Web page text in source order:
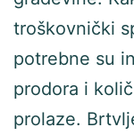
troškovnički
potrebne su
prodora i
prolaze.